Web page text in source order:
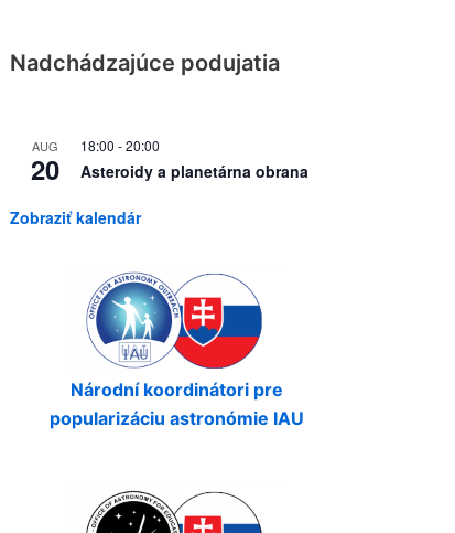
Nadchádzajúce podujatia
AUG
20
18:00 -20:00
Asteroidy a planetárna obrana
Zobraziť kalendár
Národní koordinátori pre
popularizáciu astronómie IAU